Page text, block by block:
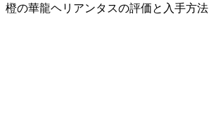
橙の華龍ヘリアンタスの評価と入手方法